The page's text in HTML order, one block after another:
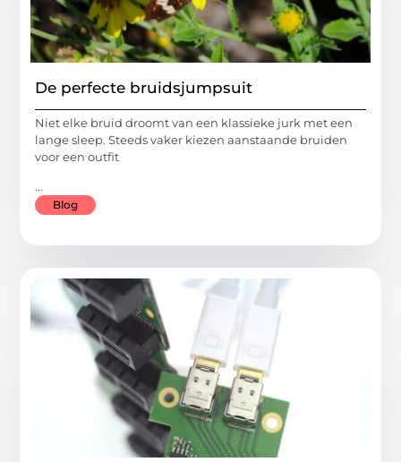
De perfecte bruidsjumpsuit
Niet elke bruid droomt van een klassieke jurk met een
lange sleep. Steeds vaker kiezen aanstaande bruiden
voor een outfit
...
Blog